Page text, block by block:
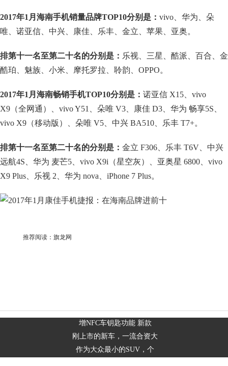
2017年1月海南手机销量品牌TOP10分别是： vivo、华为、朵
唯、诺亚信、中兴、康佳、乐丰、金立、苹果、亚奥。
排第十一名至第二十名的分别是： 乐视、三星、酷派、百合、金
酷珀、魅族、小米、摩托罗拉、聆韵、OPPO。
2017年1月海南畅销手机TOP10分别是： 诺亚信 X15、vivo
X9（全网通）、vivo Y51、朵唯 V3、康佳 D3、华为 畅享5S、
vivo X9（移动版）、朵唯 V5、中兴 BA510、乐丰 T7+。
排第十一名至第二十名的分别是： 金立 F306、乐丰 T6V、中兴
远航4S、华为 麦芒5、vivo X9i（星空灰）、亚奥星 6800、vivo
X9 Plus、乐视 2、华为 nova、iPhone 7 Plus。
推荐阅读： 旗龙网
增NFC车钥匙功能 新款
刚上市的新车，一流合资大
作为大众最小的SUV，个